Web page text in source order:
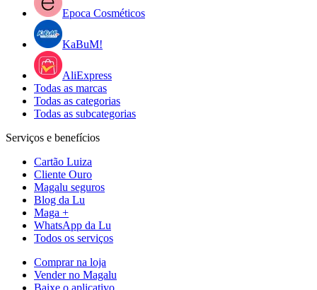
Epoca Cosméticos
KaBuM!
AliExpress
Todas as marcas
Todas as categorias
Todas as subcategorias
Serviços e benefícios
Cartão Luiza
Cliente Ouro
Magalu seguros
Blog da Lu
Maga +
WhatsApp da Lu
Todos os serviços
Comprar na loja
Vender no Magalu
Baixe o aplicativo